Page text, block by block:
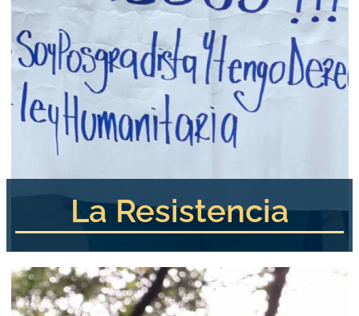
La Resistencia